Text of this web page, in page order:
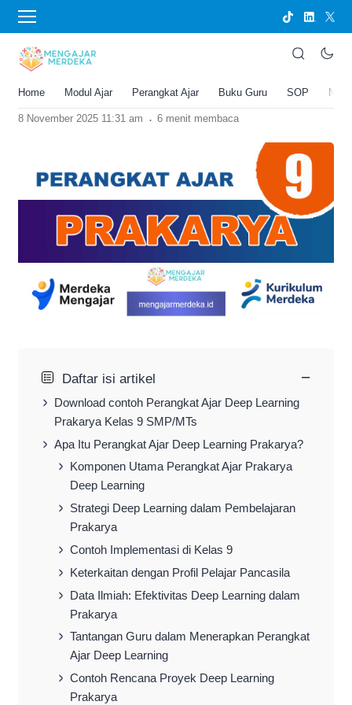
Home Modul Ajar Perangkat Ajar Buku Guru SOP
BERANDA
Perangkat Ajar Deep Learning Prakarya
Kelas 9 SMP/MTs
Joko Umbaran
8 November 2025 11:31 am . 6 menit membaca
Daftar isi artikel −
Download contoh Perangkat Ajar Deep Learning
Prakarya Kelas 9 SMP/MTs
Apa Itu Perangkat Ajar Deep Learning Prakarya?
Komponen Utama Perangkat Ajar Prakarya
Deep Learning
Strategi Deep Learning dalam Pembelajaran
Prakarya
Contoh Implementasi di Kelas 9
Keterkaitan dengan Profil Pelajar Pancasila
Data Ilmiah: Efektivitas Deep Learning dalam
Prakarya
Tantangan Guru dalam Menerapkan Perangkat
Ajar Deep Learning
Contoh Rencana Proyek Deep Learning
Prakarya